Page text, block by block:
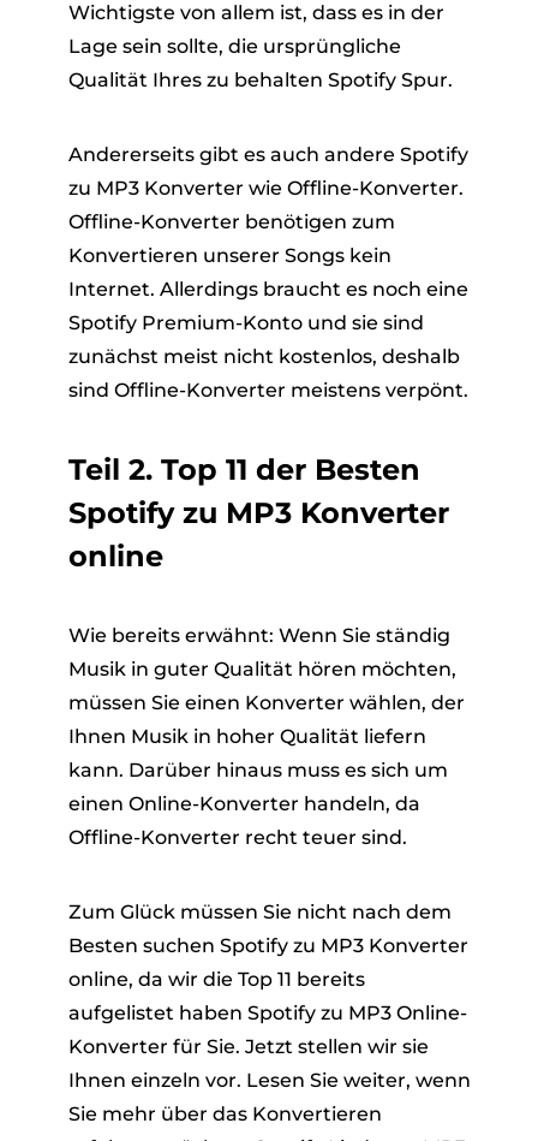
Wichtigste von allem ist, dass es in der
Lage sein sollte, die ursprüngliche
Qualität Ihres zu behalten Spotify Spur.
Andererseits gibt es auch andere Spotify
zu MP3 Konverter wie Offline-Konverter.
Offline-Konverter benötigen zum
Konvertieren unserer Songs kein
Internet. Allerdings braucht es noch eine
Spotify Premium-Konto und sie sind
zunächst meist nicht kostenlos, deshalb
sind Offline-Konverter meistens verpönt.
Teil 2. Top 11 der Besten
Spotify zu MP3 Konverter
online
Wie bereits erwähnt: Wenn Sie ständig
Musik in guter Qualität hören möchten,
müssen Sie einen Konverter wählen, der
Ihnen Musik in hoher Qualität liefern
kann. Darüber hinaus muss es sich um
einen Online-Konverter handeln, da
Offline-Konverter recht teuer sind.
Zum Glück müssen Sie nicht nach dem
Besten suchen Spotify zu MP3 Konverter
online, da wir die Top 11 bereits
aufgelistet haben Spotify zu MP3 Online-
Konverter für Sie. Jetzt stellen wir sie
Ihnen einzeln vor. Lesen Sie weiter, wenn
Sie mehr über das Konvertieren